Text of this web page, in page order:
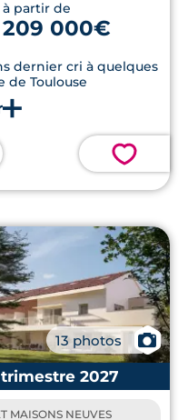
à partir de
209 000€
dernier cri à quelques
de Toulouse
💗
13 photos
📷
2027
MAISONS NEUVES